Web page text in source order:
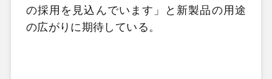
の採用を見込んでいます」と新製品の用途
の広がりに期待している。